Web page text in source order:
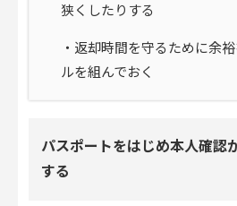
狭くしたりする
・返却時間を守るために余
ルを組んでおく
パスポートをはじめ本人確認
する